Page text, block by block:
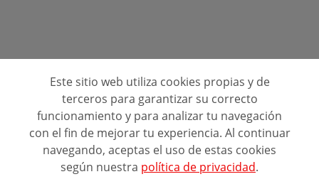
Consulta opiniones de centros de formación
Quienes Somos
Contacto
Política de privacidad
Este sitio web utiliza cookies propias y de
terceros para garantizar su correcto
funcionamiento y para analizar tu navegación
con el fin de mejorar tu experiencia. Al continuar
navegando, aceptas el uso de estas cookies
según nuestra política de privacidad.